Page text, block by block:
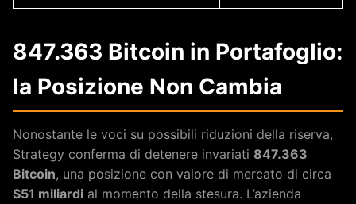
847.363 Bitcoin in Portafoglio:
la Posizione Non Cambia
Nonostante le voci su possibili riduzioni della riserva,
Strategy conferma di detenere invariati 847.363
Bitcoin, una posizione con valore di mercato di circa
$51 miliardi al momento della stesura. L’azienda